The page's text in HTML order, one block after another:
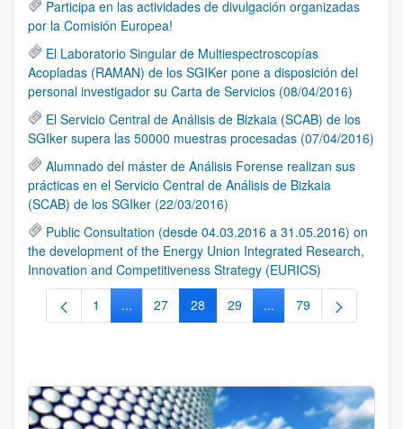
Participa en las actividades de divulgación organizadas
por la Comisión Europea!
El Laboratorio Singular de Multiespectroscopías
Acopladas (RAMAN) de los SGIKer pone a disposición del
personal investigador su Carta de Servicios (08/04/2016)
El Servicio Central de Análisis de Bizkaia (SCAB) de los
SGIker supera las 50000 muestras procesadas (07/04/2016)
Alumnado del máster de Análisis Forense realizan sus
prácticas en el Servicio Central de Análisis de Bizkaia
(SCAB) de los SGIker (22/03/2016)
Public Consultation (desde 04.03.2016 a 31.05.2016) on
the development of the Energy Union Integrated Research,
Innovation and Competitiveness Strategy (EURICS)
Página
1 ...Páginas intermedias Use TAB para desplazarse.
Página
27 Página
28 Página
29 ...Páginas intermedias
Página
79